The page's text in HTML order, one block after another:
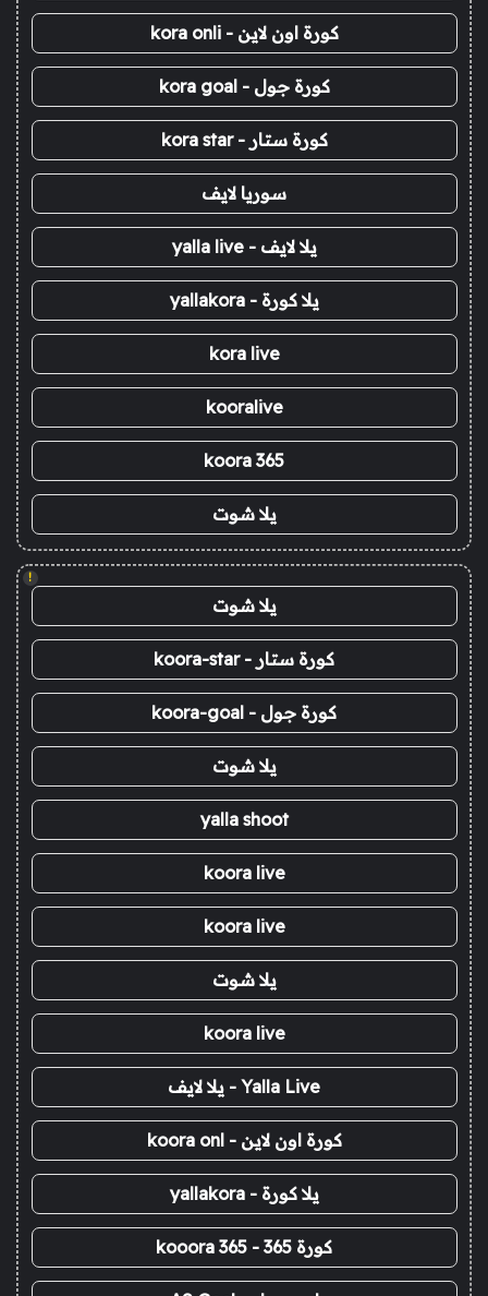
كورة اون لاين - kora onli
كورة جول - kora goal
كورة ستار - kora star
سوريا لايف
يلا لايف - yalla live
يلا كورة - yallakora
kora live
kooralive
koora 365
يلا شوت
!
يلا شوت
كورة ستار - koora-star
كورة جول - koora-goal
يلا شوت
yalla shoot
koora live
koora live
يلا شوت
koora live
Yalla Live - يلا لايف
كورة اون لاين - koora onl
يلا كورة - yallakora
كورة 365 - kooora 365